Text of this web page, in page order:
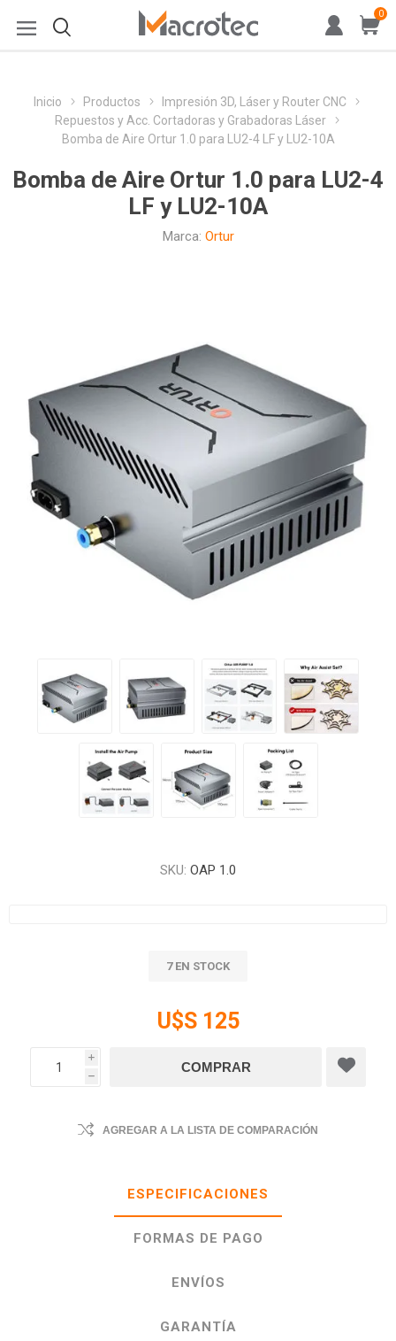
0
Inicio Productos
Impresión 3D, Láser y Router CNC
Repuestos y Acc. Cortadoras y Grabadoras Láser
Bomba de Aire Ortur 1.0 para LU2-4 LF y LU2-10A
Bomba de Aire Ortur 1.0 para LU2-4
LF y LU2-10A
Marca: Ortur
SKU: OAP 1.0
7 EN STOCK
U$S 125
i
h
AGREGAR A LA LISTA DE COMPARACIÓN
ESPECIFICACIONES
FORMAS DE PAGO
ENVÍOS
GARANTÍA